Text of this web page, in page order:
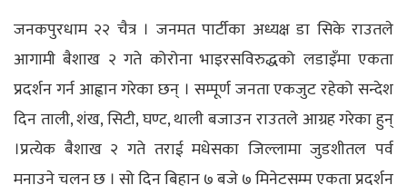
जनकपुरधाम २२ चैत्र । जनमत पार्टीका अध्यक्ष डा सिके राउतले
आगामी बैशाख २ गते कोरोना भाइरसविरुद्धको लडाइँमा एकता
प्रदर्शन गर्न आह्वान गरेका छन् । सम्पूर्ण जनता एकजुट रहेको सन्देश
दिन ताली, शंख, सिटी, घण्ट, थाली बजाउन राउतले आग्रह गरेका हुन्
।प्रत्येक बैशाख २ गते तराई मधेसका जिल्लामा जुडशीतल पर्व
मनाउने चलन छ । सो दिन बिहान ७ बजे ७ मिनेटसम्म एकता प्रदर्शन